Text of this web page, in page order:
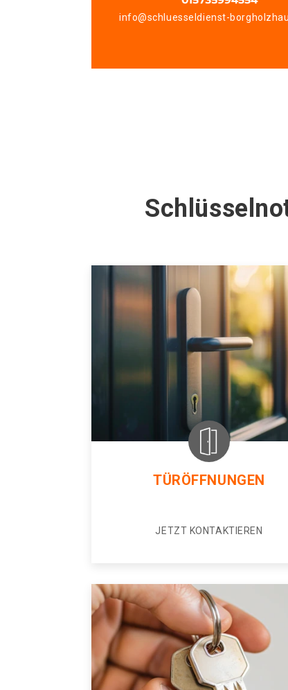
info@schluesseldienst-
TÜRÖFFNUNGEN
JETZT KONTAKTIEREN